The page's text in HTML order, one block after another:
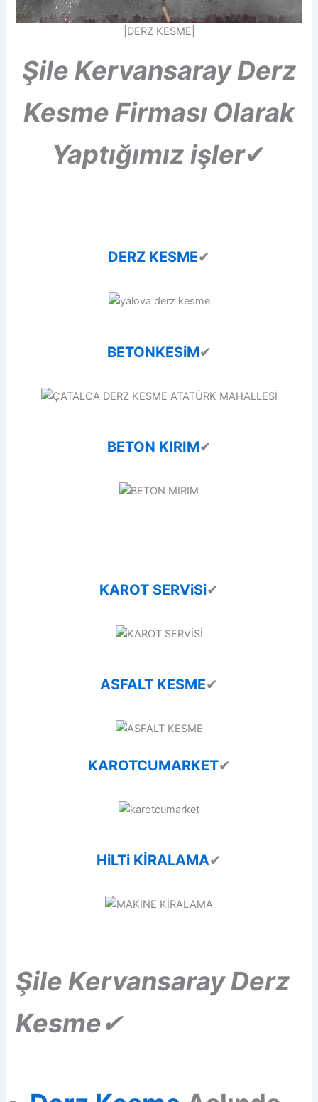
|DERZ KESME|
Şile KervansarayDerz
Kesme Firması Olarak
Yaptığımız işler✔
DERZ KESME✔
BETONKESiM✔
BETON KIRIM✔
KAROT SERViSi✔
ASFALT KESME✔
KAROTCUMARKET✔
HiLTi KİRALAMA✔
ŞileKervansarayDerz
Kesme✔